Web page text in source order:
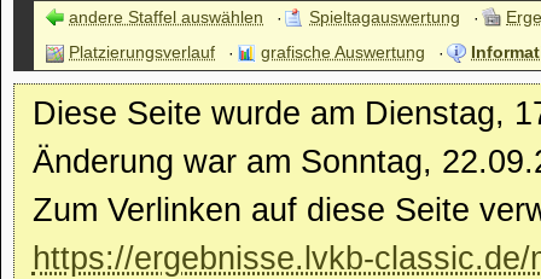
andere Staffel auswählen Spieltagauswertung
Platzierungsverlauf
grafische Auswertung
Diese Seite wurde am Dienstag,
Änderung war am Sonntag,
Zum Verlinken auf diese Seite
https://ergebnisse.lvkb-